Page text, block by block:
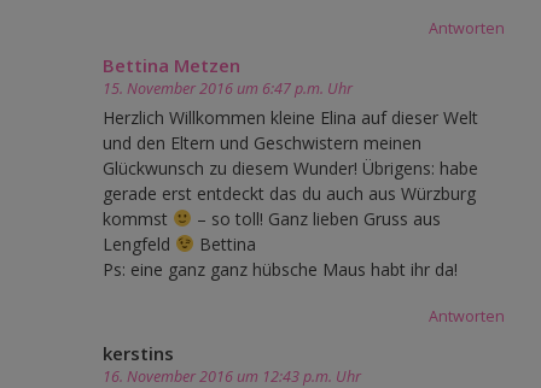
Antworten
Bettina Metzen
15. November 2016 um 6:47 p.m. Uhr
Herzlich Willkommen kleine Elina auf dieser Welt
und den Eltern und Geschwistern meinen
Glückwunsch zu diesem Wunder! Übrigens: habe
gerade erst entdeckt das du auch aus Würzburg
kommst
– so toll! Ganz lieben Gruss aus
Lengfeld
Bettina
Ps: eine ganz ganz hübsche Maus habt ihr da!
Antworten
kerstins
16. November 2016 um 12:43 p.m. Uhr